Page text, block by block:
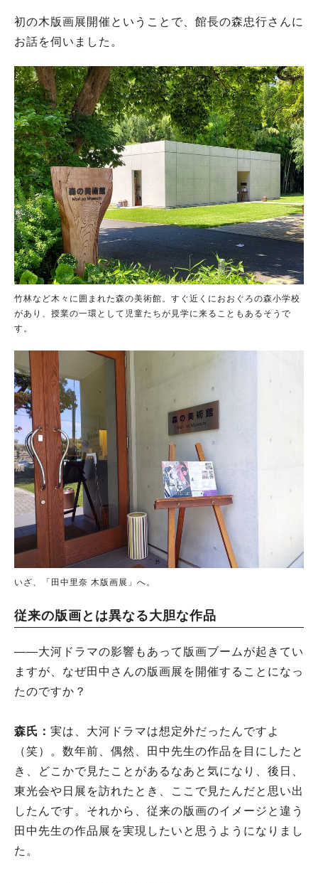
初の木版画展開催ということで、館長の森忠行さんに
お話を伺いました。
竹林など木々に囲まれた森の美術館。すぐ近くにおおぐろの森小学校
があり、授業の一環として児童たちが見学に来ることもあるそうで
す。
いざ、「田中里奈 木版画展」へ。
従来の版画とは異なる大胆な作品
――大河ドラマの影響もあって版画ブームが起きてい
ますが、なぜ田中さんの版画展を開催することになっ
たのですか？
森氏： 実は、大河ドラマは想定外だったんですよ
（笑）。数年前、偶然、田中先生の作品を目にしたと
き、どこかで見たことがあるなあと気になり、後日、
東光会や日展を訪れたとき、ここで見たんだと思い出
したんです。それから、従来の版画のイメージと違う
田中先生の作品展を実現したいと思うようになりまし
た。